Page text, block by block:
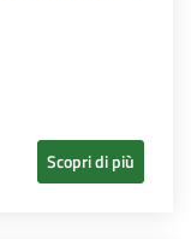
Scopri di più